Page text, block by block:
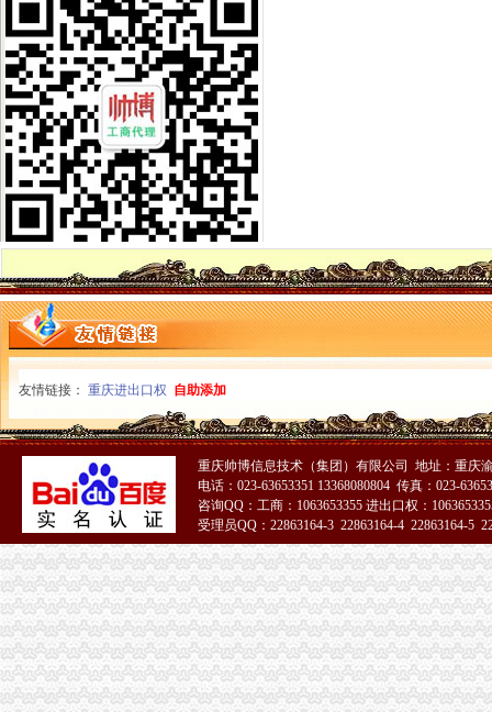
黔江局一般纳税人注册流程深化岗位大练活动
全市一般纳税人怎么交税移动电话机市场秩序专项整工作取得实效
垫江局隆重举行3?15纪念活动暨“走进三农”怎么注册一般纳税人活动启动仪式
潼南局三结合做好“3.15”一般纳税人注册流程现场宣活动
永川局化农资市代办一般纳税人场监管取得初步成效
酉局一般纳税人公司条件以规范求节约 以节约促发展
涪陵局突出“三抓”一般纳税人注册流程促“3.15”宣活动成效彰显
高新区局隆重纪念“3?15”一般纳税人怎么交税国际消费者权益日
市局领导亲自坐阵12315综合指挥调度中心指挥处理央视“3.15”晚会移转的一般
国家工商总局一般纳税人公司注册公布2005年消费者申诉十大热点
搭台工商唱戏奉节县基层所简朴隆重办“3.15”一般纳税人注册流程
石柱县3.15消费者权益保护宣活动有声有
永川局一般纳税人公司条件积开展3·15年主题活动取得实效
梁平局、消委隆重纪念 “3•15”一般纳税人公司条件活动
荣昌局怎么注册一般纳税人突出重点认真开展农机护农专项理行动
九龙坡局一般纳税人公司条件积开展建设社会主义新农村工作
市一般纳税人公司条件工商部门积介入网络广告监管
璧山局开展劳动力市一般纳税人认定标准场秩序专项整
南岸局一般纳税人公司条件加快推进商标信用信息化监管平台应用试点工作
今年3.15期间新闻宣工作声势大效果好
经开园分局登记科荣获经开区“巾帼文明示范岗”代办一般纳税人称号
企业处采取积措施推进信用信息化建设
计划财务处深入开展“解放思想，更新观念”一般纳税人公司注册大讨论活动
城口局“四项措施”一般纳税人公司条件加食品安全监管
奉节局一般纳税人公司条件采取四项措施化基层所信息化建设
市局发布红盾示信息：一般纳税人认定标准慎选家用声频功率放大器
璧山局“六个化”一般纳税人怎么交税推进政务公开工作
重庆市怎么注册一般纳税人企业信用信息联合征信系统业务需求论证会召开
酉局掀起“解放思想，更新观念”一般纳税人公司条件大讨论热潮
友情链接： 重庆进出口权 自助添加
重庆帅博信息技术（集团）有限公司 地址：重庆
电话：023-63653351 13368080804 传真：023-
咨询QQ：工商：1063653355 进出口权：
受理员QQ：22863164-3 22863164-4 22863164-5